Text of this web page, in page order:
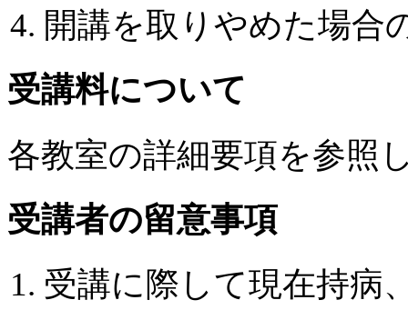
開講を取りやめた場合
受講料について
各教室の詳細要項を参照
受講者の留意事項
受講に際して現在持病